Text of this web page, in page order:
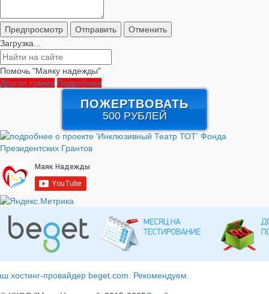
Загрузка...
Помочь "Маяку надежды"
Другая сумма Подробнее
ПОЖЕРТВОВАТЬ
500 РУБЛЕЙ
хостинг-провайдер beget.com. Рекомендуем.